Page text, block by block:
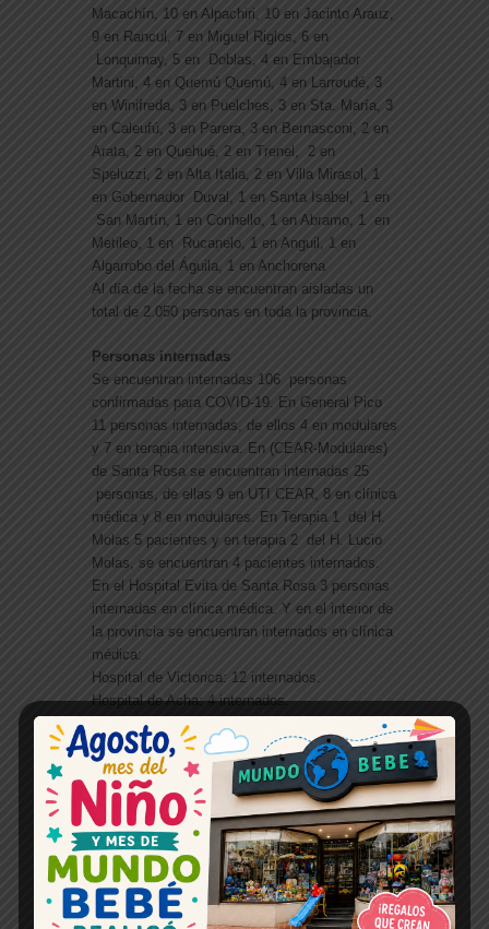
Macachín, 10 en Alpachiri, 10 en Jacinto Arauz,
9 en Rancul, 7 en Miguel Riglos, 6 en
Lonquimay, 5 en Doblas, 4 en Embajador
Martini, 4 en Quemú Quemú, 4 en Larroudé, 3
en Winifreda, 3 en Puelches, 3 en Sta. María, 3
en Caleufú, 3 en Parera, 3 en Bernasconi, 2 en
Arata, 2 en Quehué, 2 en Trenel, 2 en
Speluzzi, 2 en Alta Italia, 2 en Villa Mirasol, 1
en Gobernador Duval, 1 en Santa Isabel, 1 en
San Martín, 1 en Conhello, 1 en Abramo, 1 en
Metileo, 1 en Rucanelo, 1 en Anguil, 1 en
Algarrobo del Águila, 1 en Anchorena
Al día de la fecha se encuentran aisladas un
total de 2.050 personas en toda la provincia.
Personas internadas
Se encuentran internadas 106 personas
confirmadas para COVID-19. En General Pico
11 personas internadas, de ellos 4 en modulares
y 7 en terapia intensiva. En (CEAR-Modulares)
de Santa Rosa se encuentran internadas 25
personas, de ellas 9 en UTI CEAR, 8 en clínica
médica y 8 en modulares. En Terapia 1 del H.
Molas 5 pacientes y en terapia 2 del H. Lucio
Molas, se encuentran 4 pacientes internados.
En el Hospital Evita de Santa Rosa 3 personas
internadas en clínica médica. Y en el interior de
la provincia se encuentran internados en clínica
médica:
Hospital de Victorica: 12 internados.
Hospital de Acha: 4 internados.
Hospital de Toay: 4 internados.
Hospital de 25 de Mayo: 1 internado.
Hospital de Colonia Barón: 1 internado.
Hospital de Castex: 5 internados.
Hospital de Guatraché: 10 internado.
Hospital de Catriló: 1 internado.
Hospital de Alvear: 1 internados.
Hospital de Bernasconi: 1 internado.
Hospital de Lonquimay: 1 internado.